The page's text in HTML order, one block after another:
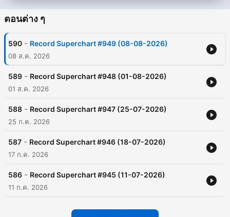
ตอนต่าง ๆ
590 - Record Superchart #949 (08-08-2026)
08 ส.ค. 2026
589 - Record Superchart #948 (01-08-2026)
01 ส.ค. 2026
588 - Record Superchart #947 (25-07-2026)
25 ก.ค. 2026
587 - Record Superchart #946 (18-07-2026)
17 ก.ค. 2026
586 - Record Superchart #945 (11-07-2026)
11 ก.ค. 2026